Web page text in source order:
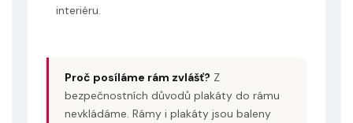
interiéru.
Proč posíláme rám zvlášť? Z
bezpečnostních důvodů plakáty do rámu
nevkládáme. Rámy i plakáty jsou baleny